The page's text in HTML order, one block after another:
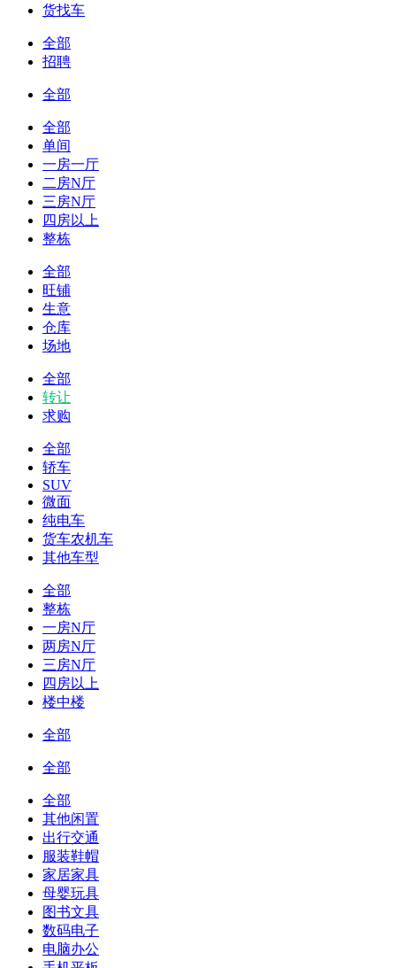
货找车
全部
招聘
全部
全部
单间
一房一厅
二房N厅
三房N厅
四房以上
整栋
全部
旺铺
生意
仓库
场地
全部
转让
求购
全部
轿车
SUV
微面
纯电车
货车农机车
其他车型
全部
整栋
一房N厅
两房N厅
三房N厅
四房以上
楼中楼
全部
全部
全部
其他闲置
出行交通
服装鞋帽
家居家具
母婴玩具
图书文具
数码电子
电脑办公